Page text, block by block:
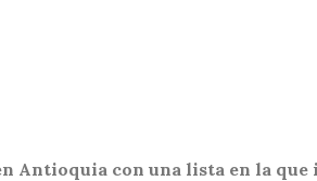
Antioquia con una lista en la